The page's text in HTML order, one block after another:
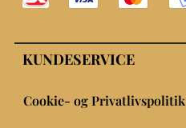
KUNDESERVICE
Cookie- og Privatlivspolitik